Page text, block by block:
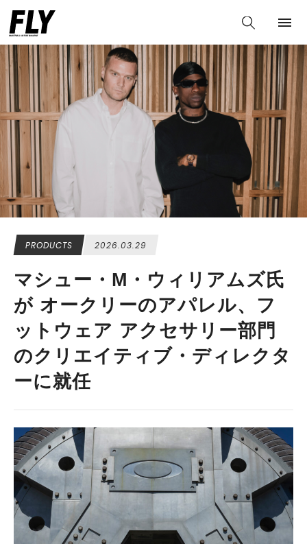
PRODUCTS 2026.03.29
マシュー・M・ウィリアムズ氏
が オークリーのアパレル、フ
ットウェア アクセサリー部門
のクリエイティブ・ディレクタ
ーに就任